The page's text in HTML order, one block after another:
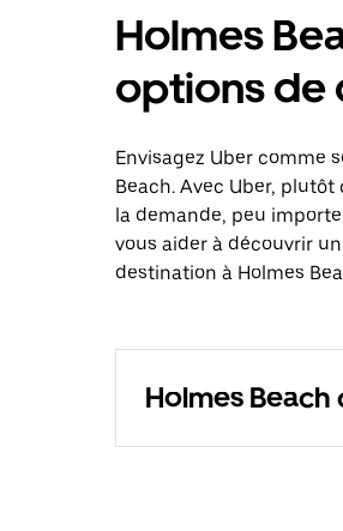
Holmes
options de
Envisagez Uber comme
Beach. Avec Uber,
la demande, peu
vous aider à découvrir
destination à Holmes
Holmes Beach